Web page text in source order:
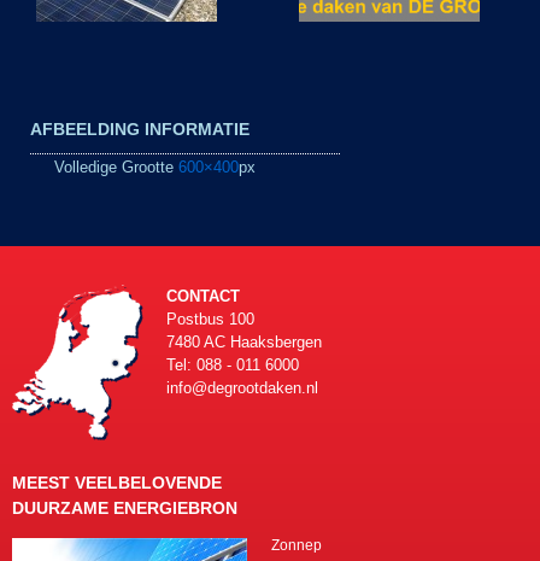
AFBEELDING INFORMATIE
Volledige Grootte 600×400px
CONTACT
Postbus 100
7480 AC Haaksbergen
Tel: 088 - 011 6000
info@degrootdaken.nl
MEEST VEELBELOVENDE
DUURZAME ENERGIEBRON
Zonnep